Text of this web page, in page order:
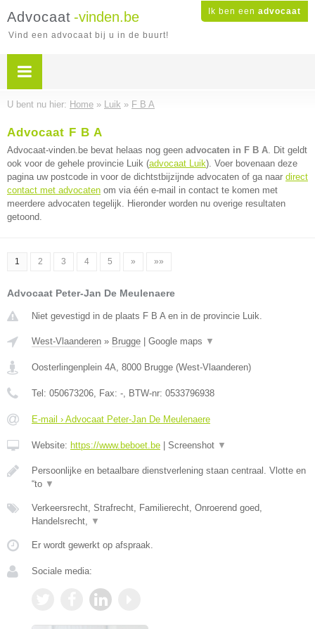
Ik ben een advocaat
Advocaat -vinden.be
Vind een advocaat bij u in de buurt!
U bent nu hier: Home » Luik » F B A
Advocaat F B A
Advocaat-vinden.be bevat helaas nog geen advocaten in F B A. Dit geldt
ook voor de gehele provincie Luik (advocaat Luik). Voer bovenaan deze
pagina uw postcode in voor de dichtstbijzijnde advocaten of ga naar direct
contact met advocaten om via één e-mail in contact te komen met
meerdere advocaten tegelijk. Hieronder worden nu overige resultaten
getoond.
1 2 3 4 5 » »»
Advocaat Peter-Jan De Meulenaere
Niet gevestigd in de plaats F B A en in de provincie Luik.
West-Vlaanderen » Brugge Google maps ▼
Oosterlingenplein 4A, 8000 Brugge (West-Vlaanderen)
Tel: 050673206, Fax: -, BTW-nr: 0533796938
E-mail › Advocaat Peter-Jan De Meulenaere
Website: https://www.beboet.be Screenshot ▼
Persoonlijke en betaalbare dienstverlening staan centraal. Vlotte en
“to ▼
Verkeersrecht, Strafrecht, Familierecht, Onroerend goed,
Handelsrecht, ▼
Er wordt gewerkt op afspraak.
Sociale media: